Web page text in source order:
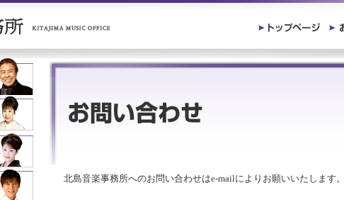
北島音楽事務所へのお問い合わせはe-mailによりお願いいたします。